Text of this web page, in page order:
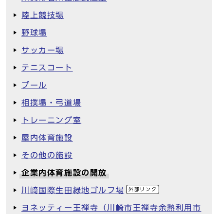
陸上競技場
野球場
サッカー場
テニスコート
プール
相撲場・弓道場
トレーニング室
屋内体育施設
その他の施設
企業内体育施設の開放
川崎国際生田緑地ゴルフ場 外部リンク
ヨネッティー王禅寺（川崎市王禅寺余熱利用市